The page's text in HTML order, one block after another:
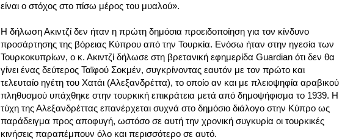
είναι ο στόχος στο πίσω μέρος του μυαλού».
Η δήλωση Ακιντζί δεν ήταν η πρώτη δημόσια προειδοποίηση για τον κίνδυνο
προσάρτησης της βόρειας Κύπρου από την Τουρκία. Ενόσω ήταν στην ηγεσία των
Τουρκοκυπρίων, ο κ. Ακιντζί δήλωσε στη βρετανική εφημερίδα Guardian ότι δεν θα
γίνει ένας δεύτερος Ταϊφού Σοκμέν, συγκρίνοντας εαυτόν με τον πρώτο και
τελευταίο ηγέτη του Χατάι (Αλεξανδρέττα), το οποίο αν και με πλειοψηφία αραβικού
πληθυσμού υπάχθηκε στην τουρκική επικράτεια μετά από δημοψήφισμα το 1939. Η
τύχη της Αλεξανδρέττας επανέρχεται συχνά στο δημόσιο διάλογο στην Κύπρο ως
παράδειγμα προς αποφυγή, ωστόσο σε αυτή την χρονική συγκυρία οι τουρκικές
κινήσεις παραπέμπουν όλο και περισσότερο σε αυτό.